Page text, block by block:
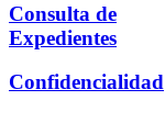
Consulta de
Expedientes
Confidencialidad